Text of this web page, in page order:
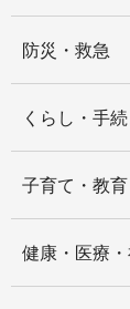
防災・救急
くらし・手続
子育て・教育
健康・医療